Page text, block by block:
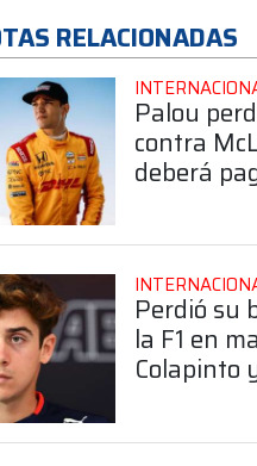
RELACIONADAS
Palou
contra
deberá
Perdió su
la F1 en
Colapinto